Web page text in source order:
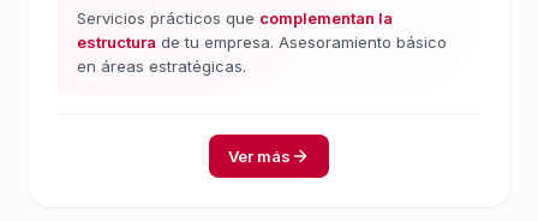
Servicios prácticos que complementan la
estructura de tu empresa. Asesoramiento básico
en áreas estratégicas.
Ver más